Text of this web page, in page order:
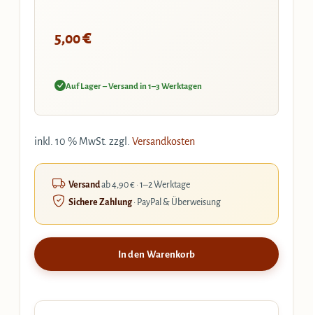
5,00€
Auf Lager – Versand in 1–3 Werktagen
inkl. 10 % MwSt. zzgl. Versandkosten
Versandab 4,90 € · 1–2 Werktage
Sichere Zahlung· PayPal & Überweisung
In den Warenkorb